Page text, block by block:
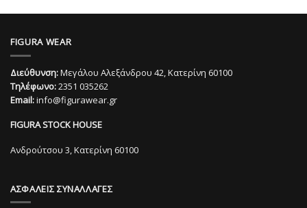
το
παραλλαγές.
Οι
επιλογές
μπορούν
επιλεγούν
του
το
παραλλαγές.
FIGURA WEAR
Διεύθυνση:Μεγάλου Αλεξάνδρου 42, Κατερίνη 60100
Τηλέφωνο:2351 035262
Email:info@figurawear.gr
FIGURA STOCK HOUSE
Ανδρούτσου 3, Κατερίνη 60100
ΑΣΦΑΛΕΙΣ ΣΥΝΑΛΛΑΓΕΣ